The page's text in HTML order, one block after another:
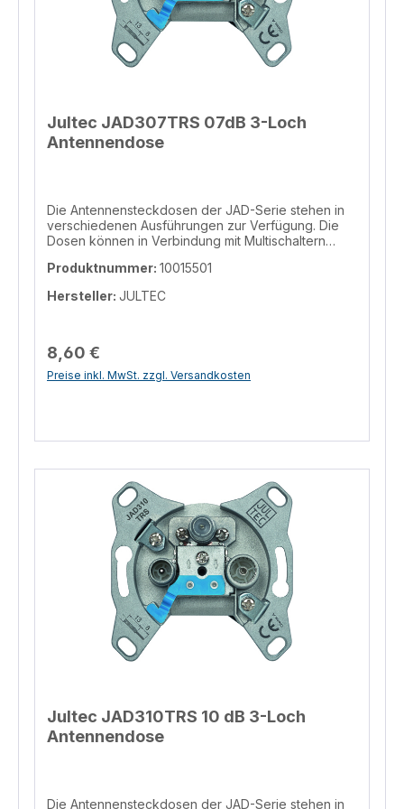
Jultec JAD307TRS 07dB 3-Loch
Antennendose
Die Antennensteckdosen der JAD-Serie stehen in
verschiedenen Ausführungen zur Verfügung. Die
Dosen können in Verbindung mit Multischaltern
wohnungsübergreifender Einkabelinstallation
Eine technische Vergleichstabelle zu den
Informationen zur Produktsicherheit Hersteller/EU
Verantwortliche Person Hersteller JULTEC GmbH
Glockenreute 3, Steißlingen, 78256, DE
info@jultec.de Telefon 004977389391870
Produktnummer: 10015501
Hersteller: JULTEC
8,60 €
Preise inkl. MwSt. zzgl. Versandkosten
Jultec JAD310TRS 10 dB 3-Loch
Antennendose
Die Antennensteckdosen der JAD-Serie stehen in